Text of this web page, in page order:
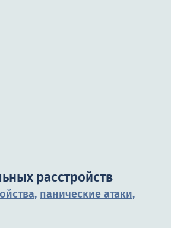
расстройств
, панические атаки,